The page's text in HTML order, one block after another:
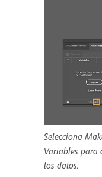
Selecciona
Variables
los datos.